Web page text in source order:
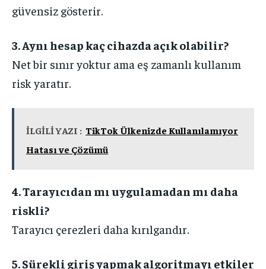
güvensiz gösterir.
3. Aynı hesap kaç cihazda açık olabilir?
Net bir sınır yoktur ama eş zamanlı kullanım
risk yaratır.
İLGİLİ YAZI : TikTok Ülkenizde Kullanılamıyor
Hatası ve Çözümü
4. Tarayıcıdan mı uygulamadan mı daha
riskli?
Tarayıcı çerezleri daha kırılgandır.
5. Sürekli giriş yapmak algoritmayı etkiler